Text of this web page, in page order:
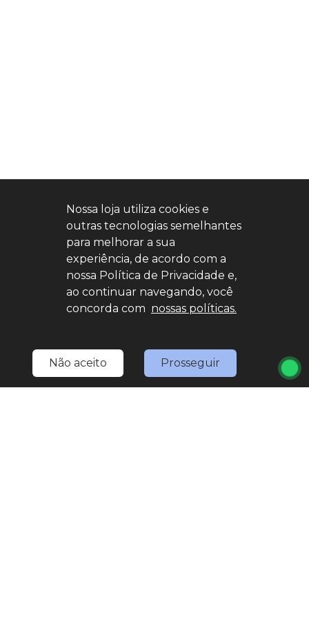
EstoqueNossa NativaFale Conosco
Entre em contato
(11) 4527-0777
(11) 4527-0777
(11) 97567-3307 (WhatsApp)
marketing.nativaveiculos@gmail.com
R. Bom Jesus de Pirapora, 1793 - Vila Rami
Nossa loja utiliza cookies e
outras tecnologias semelhantes
para melhorar a sua
experiência, de acordo com a
nossa Política de Privacidade e,
ao continuar navegando, você
concorda com nossas políticas.
Não aceito Prosseguir